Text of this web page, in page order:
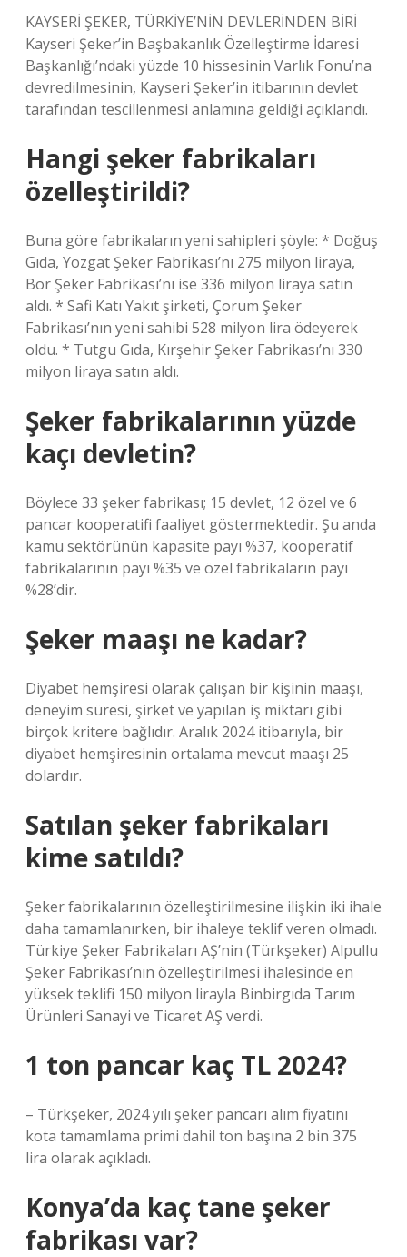
KAYSERİ ŞEKER, TÜRKİYE’NİN DEVLERİNDEN BİRİ
Kayseri Şeker’in Başbakanlık Özelleştirme İdaresi
Başkanlığı’ndaki yüzde 10 hissesinin Varlık Fonu’na
devredilmesinin, Kayseri Şeker’in itibarının devlet
tarafından tescillenmesi anlamına geldiği açıklandı.
Hangi şeker fabrikaları
özelleştirildi?
Buna göre fabrikaların yeni sahipleri şöyle: * Doğuş
Gıda, Yozgat Şeker Fabrikası’nı 275 milyon liraya,
Bor Şeker Fabrikası’nı ise 336 milyon liraya satın
aldı. * Safi Katı Yakıt şirketi, Çorum Şeker
Fabrikası’nın yeni sahibi 528 milyon lira ödeyerek
oldu. * Tutgu Gıda, Kırşehir Şeker Fabrikası’nı 330
milyon liraya satın aldı.
Şeker fabrikalarının yüzde
kaçı devletin?
Böylece 33 şeker fabrikası; 15 devlet, 12 özel ve 6
pancar kooperatifi faaliyet göstermektedir. Şu anda
kamu sektörünün kapasite payı %37, kooperatif
fabrikalarının payı %35 ve özel fabrikaların payı
%28’dir.
Şeker maaşı ne kadar?
Diyabet hemşiresi olarak çalışan bir kişinin maaşı,
deneyim süresi, şirket ve yapılan iş miktarı gibi
birçok kritere bağlıdır. Aralık 2024 itibarıyla, bir
diyabet hemşiresinin ortalama mevcut maaşı 25
dolardır.
Satılan şeker fabrikaları
kime satıldı?
Şeker fabrikalarının özelleştirilmesine ilişkin iki ihale
daha tamamlanırken, bir ihaleye teklif veren olmadı.
Türkiye Şeker Fabrikaları AŞ’nin (Türkşeker) Alpullu
Şeker Fabrikası’nın özelleştirilmesi ihalesinde en
yüksek teklifi 150 milyon lirayla Binbirgıda Tarım
Ürünleri Sanayi ve Ticaret AŞ verdi.
1 ton pancar kaç TL 2024?
– Türkşeker, 2024 yılı şeker pancarı alım fiyatını
kota tamamlama primi dahil ton başına 2 bin 375
lira olarak açıkladı.
Konya’da kaç tane şeker
fabrikası var?